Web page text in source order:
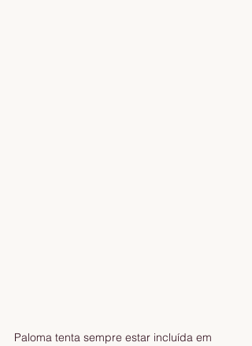
Paloma tenta sempre estar incluída em